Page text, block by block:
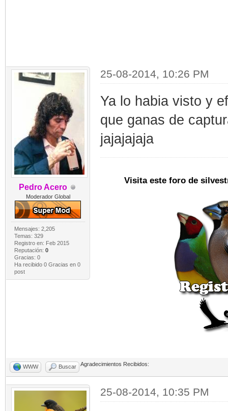
Pedro Acero
Moderador Global
Mensajes: 2,205
Temas: 329
Registro en: Feb 2015
Reputación: 0
Gracias: 0
Ha recibido 0 Gracias en 0
post
25-08-2014, 10:26 PM
Ya lo habia visto y
que ganas de
jajajajaja
Visita este foro de
WWW Buscar Agradecimientos Recibidos:
25-08-2014, 10:35 PM